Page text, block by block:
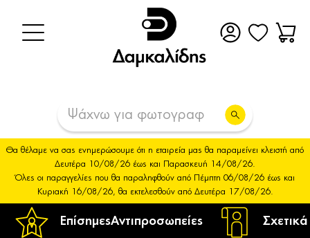
ΕπίσημεςΑντιπροσωπείες
Θα θέλαμε να σας ενημερώσουμε ότι η εταιρεία μας θα παραμείνει κλειστή από
Δευτέρα 10/08/26 έως και Παρασκευή 14/08/26.
Όλες οι παραγγελίες που θα παραληφθούν από Πέμπτη 06/08/26 έως και
Κυριακή 16/08/26, θα εκτελεσθούν από Δευτέρα 17/08/26.